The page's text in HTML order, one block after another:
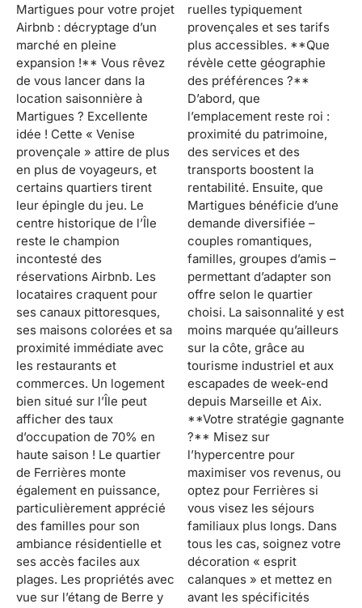
Martigues pour votre projet
Airbnb : décryptage d’un
marché en pleine
expansion !** Vous rêvez
de vous lancer dans la
location saisonnière à
Martigues ? Excellente
idée ! Cette « Venise
provençale » attire de plus
en plus de voyageurs, et
certains quartiers tirent
leur épingle du jeu. Le
centre historique de l’Île
reste le champion
incontesté des
réservations Airbnb. Les
locataires craquent pour
ses canaux pittoresques,
ses maisons colorées et sa
proximité immédiate avec
les restaurants et
commerces. Un logement
bien situé sur l’Île peut
afficher des taux
d’occupation de 70% en
haute saison ! Le quartier
de Ferrières monte
également en puissance,
particulièrement apprécié
des familles pour son
ambiance résidentielle et
ses accès faciles aux
plages. Les propriétés avec
vue sur l’étang de Berre y
ruelles typiquement
provençales et ses tarifs
plus accessibles. **Que
révèle cette géographie
des préférences ?**
D’abord, que
l’emplacement reste roi :
proximité du patrimoine,
des services et des
transports boostent la
rentabilité. Ensuite, que
Martigues bénéficie d’une
demande diversifiée –
couples romantiques,
familles, groupes d’amis –
permettant d’adapter son
offre selon le quartier
choisi. La saisonnalité y est
moins marquée qu’ailleurs
sur la côte, grâce au
tourisme industriel et aux
escapades de week-end
depuis Marseille et Aix.
**Votre stratégie gagnante
?** Misez sur
l’hypercentre pour
maximiser vos revenus, ou
optez pour Ferrières si
vous visez les séjours
familiaux plus longs. Dans
tous les cas, soignez votre
décoration « esprit
calanques » et mettez en
avant les spécificités